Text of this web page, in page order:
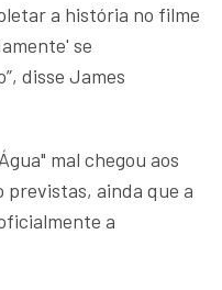
a história no filme
se
disse James
mal chegou aos
previstas, ainda que a
a